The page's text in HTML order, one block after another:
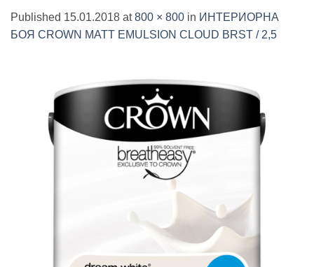
Published 15.01.2018 at800 × 800 in ИНТЕРИОРНА
БОЯ CROWN MATT EMULSION CLOUD BRST / 2,5